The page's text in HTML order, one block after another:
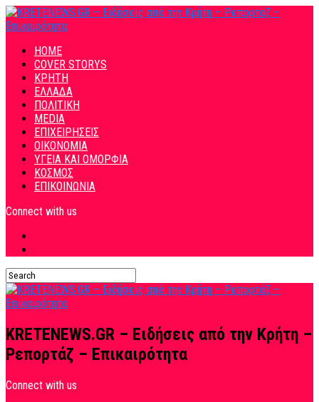
HOME
COVER STORYS
ΚΡΗΤΗ
ΕΛΛΑΔΑ
ΠΟΛΙΤΙΚΗ
MEDIA
ΕΠΙΧΕΙΡΗΣΕΙΣ
ΟΙΚΟΝΟΜΙΑ
ΥΓΕΙΑ ΚΑΙ ΟΜΟΡΦΙΑ
ΚΟΣΜΟΣ
ΕΠΙΚΟΙΝΩΝΙΑ
Connect with us
KRETENEWS.GR – Ειδήσεις από την Κρήτη –
Ρεπορτάζ – Επικαιρότητα
Connect with us